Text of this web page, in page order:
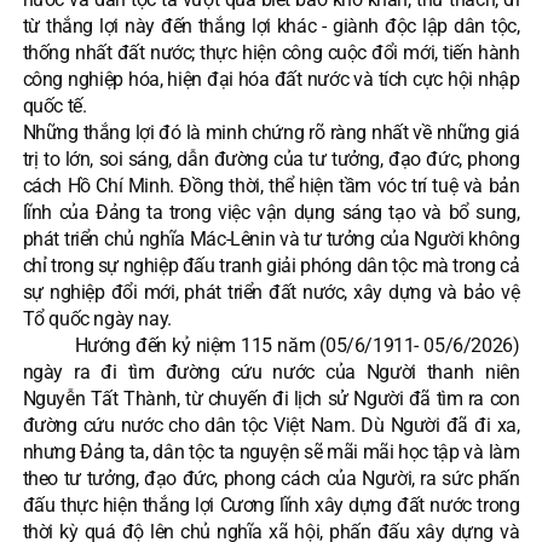
từ thắng lợi này đến thắng lợi khác - giành độc lập dân tộc,
thống nhất đất nước; thực hiện công cuộc đổi mới, tiến hành
công nghiệp hóa, hiện đại hóa đất nước và tích cực hội nhập
quốc tế.
Những thắng lợi đó là minh chứng rõ ràng nhất về những giá
trị to lớn, soi sáng, dẫn đường của tư tưởng, đạo đức, phong
cách Hồ Chí Minh. Đồng thời, thể hiện tầm vóc trí tuệ và bản
lĩnh của Đảng ta trong việc vận dụng sáng tạo và bổ sung,
phát triển chủ nghĩa Mác-Lênin và tư tưởng của Người không
chỉ trong sự nghiệp đấu tranh giải phóng dân tộc mà trong cả
sự nghiệp đổi mới, phát triển đất nước, xây dựng và bảo vệ
Tổ quốc ngày nay.
Hướng đến kỷ niệm 115 năm (05/6/1911- 05/6/2026)
ngày ra đi tìm đường cứu nước của Người thanh niên
Nguyễn Tất Thành, từ chuyến đi lịch sử Người đã tìm ra con
đường cứu nước cho dân tộc Việt Nam. Dù Người đã đi xa,
nhưng Đảng ta, dân tộc ta nguyện sẽ mãi mãi học tập và làm
theo tư tưởng, đạo đức, phong cách của Người, ra sức phấn
đấu thực hiện thắng lợi Cương lĩnh xây dựng đất nước trong
thời kỳ quá độ lên chủ nghĩa xã hội, phấn đấu xây dựng và